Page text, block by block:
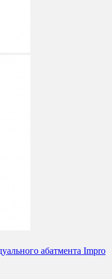
абатмента Impro